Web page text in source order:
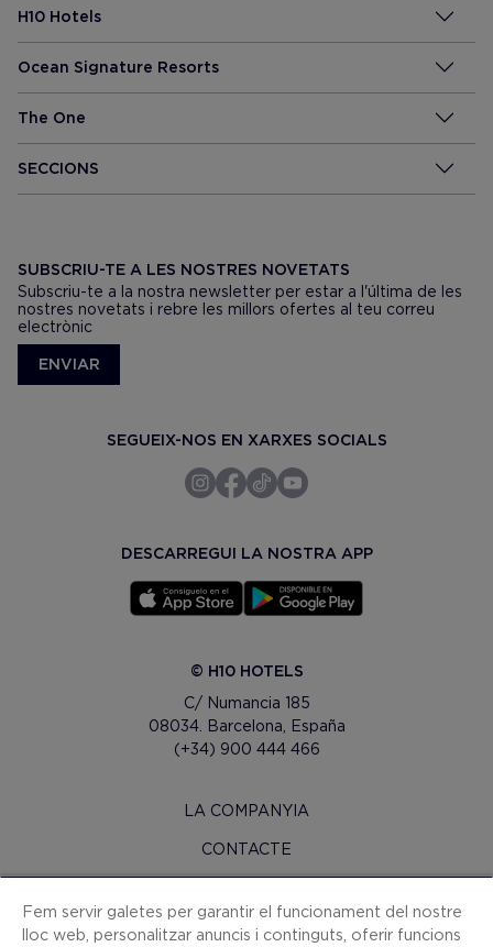
H10 Hotels
Ocean Signature Resorts
The One
SECCIONS
SUBSCRIU-TE A LES NOSTRES NOVETATS
Subscriu-te a la nostra newsletter per estar a l'última de les
nostres novetats i rebre les millors ofertes al teu correu
electrònic
ENVIAR
SEGUEIX-NOS EN XARXES SOCIALS
DESCARREGUI LA NOSTRA APP
© H10 HOTELS
C/ Numancia 185
08034. Barcelona, España
(+34) 900 444 466
LA COMPANYIA
CONTACTE
SALA DE PREMSA
Fem servir galetes per garantir el funcionament del nostre
lloc web, personalitzar anuncis i continguts, oferir funcions